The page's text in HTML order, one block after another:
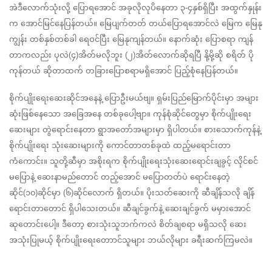
အဲဒီလောက်သုံးလို့ ပြောရအောင် အခုလိုလုပိနေတာ ၃-၄နှစ်ရှိပြီး အထွက်နှုန်း
က အောင်မြင်နေပြန်တယ်။ မြေပျက်တတ် တယ်ပြောရအောင်လဲ မြေက မြေနု
ကျွန်း တစ်နှစ်တစ်ခါ ရေဝင်ပြီး မြေနုကျန်တယ်။ နောက်ဆုံး ပြောစရာ ကျန်
တာကလည်း ပုလဲ(၄)အိတ်မလိုဘူး (၂)အိတ်လောက်ဆိုရပြီ နို့မို့ဆို စရိတ် ပို
ကုန်တယ် ဆိုတာထက် တခြားပြောစရာမရှိအောင် ပြည့်စုံနေပြန်တယ်။
စိုက်ပျိုးရေးဆေးဆိုင်အနေနဲ့ ပြောဦးမယ်ဗျ။ ရှမ်းပြည်မြောက်ပိုင်းမှာ အများ
ဆုံးဖြစ်နေသော အခြေအနေ တစ်ခုပေါ့ဗျာ။ ကုန်စုံဆိုင်တွေမှာ စိုက်ပျိုးရေး
ဆေးများ တွဲရောင်းနေတာ ရွာအတော်အများမှာ ရှိပါတယ်။ စားသောက်ကုန်နဲ့
စိုက်ပျိုးရေး သုံးဆေးများကို ကောင်တာတစ်ခုထဲ ထည့်မရောင်းတာ
ကံကောင်း။ သူတို့ဆီမှာ အစိုးရက စိုက်ပျိုးရေးသုံးဆေးရောင်းချခွင့် လိုင်စင်
မပြောနဲ့ ဆေးနာမည်တောင် တည့်အောင် မပြောတတ်ပဲ ရောင်းနေတဲ့
ဆိုင်(၁၀)ဆိုင်မှာ (၆)ဆိုင်လောက် ရှိတယ်။ ပိုးသတ်ဆေးကို ဆီချိန်သလို ချိန်
ရောင်းတာတောင် ရှိပါသေးတယ်။ ဆီချင်ခွက်နဲ့ ဆေးချင်ခွက် မမှားအောင်
ဆုတောင်းပေါ့။ ဒီတော့ စားသုံးသူဘက်ကလဲ စိတ်ချစရာ မရှိသလို ဆေး
အသုံးပြုမယ့် စိုက်ပျိုးရေးတောာင်သူများ ဘယ်လိုများ ခရီးဆက်ကြမလဲ။